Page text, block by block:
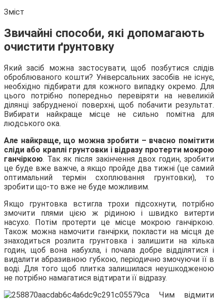
Зміст
Звичайні способи, які допомагають
очистити ґрунтовку
Який засіб можна застосувати, щоб позбутися слідів
оброблюваного кошти? Універсальних засобів не існує,
необхідно підбирати для кожного випадку окремо. Для
цього потрібно попередньо перевіряти на невеликій
ділянці забрудненої поверхні, щоб побачити результат.
Вибирати найкраще місце не сильно помітна для
людського ока.
Але найкраще, що можна зробити – вчасно помітити
сліди або краплі грунтовки і відразу протерти мокрою
ганчіркою. Так як після закінчення двох годин, зробити
це буде вже важче, а якщо пройде два тижні (це самий
оптимальний термін схоплювання грунтовки), то
зробити що-то вже не буде можливим.
Якщо грунтовка встигла трохи підсохнути, потрібно
змочити плями цією ж рідиною і швидко витерти
насухо. Потім протерти це місце мокрою ганчіркою.
Також можна намочити ганчірки, покласти на місця де
знаходиться розлита грунтовка і залишити на кілька
годин, щоб вона набухла, і почала добре відділятися і
видалити абразивною губкою, періодично змочуючи її в
воді. Для того щоб плитка залишилася неушкодженою
не потрібно намагатися відтирати її відразу.